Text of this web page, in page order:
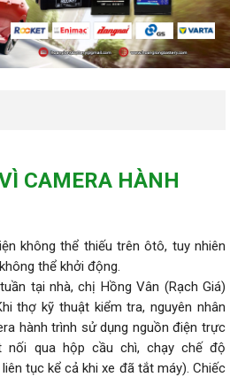
CAMERA HÀNH
không thể thiếu trên ôtô, tuy nhiên
thể khởi động.
tại nhà, chị Hồng Vân (Rạch Giá)
thợ kỹ thuật kiểm tra, nguyên nhân
hành trình sử dụng nguồn điện trực
nối qua hộp cầu chì, chạy chế độ
tục kể cả khi xe đã tắt máy). Chiếc